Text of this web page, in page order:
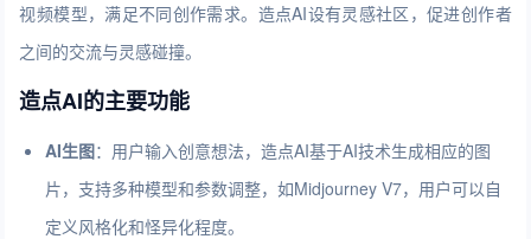
视频模型，满足不同创作需求。造点AI设有灵感社区，促进创作者
之间的交流与灵感碰撞。
造点AI的主要功能
AI生图：用户输入创意想法，造点AI基于AI技术生成相应的图
片，支持多种模型和参数调整，如Midjourney V7，用户可以自
定义风格化和怪异化程度。